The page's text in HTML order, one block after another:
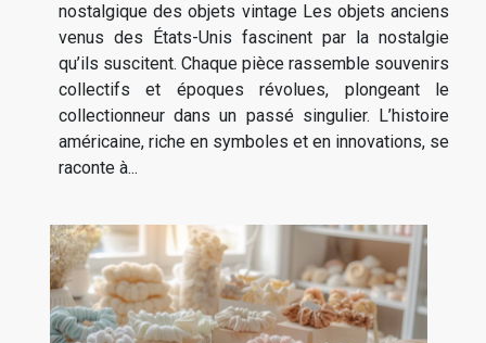
nostalgique des objets vintage Les objets anciens
venus des États-Unis fascinent par la nostalgie
qu’ils suscitent. Chaque pièce rassemble souvenirs
collectifs et époques révolues, plongeant le
collectionneur dans un passé singulier. L’histoire
américaine, riche en symboles et en innovations, se
raconte à...